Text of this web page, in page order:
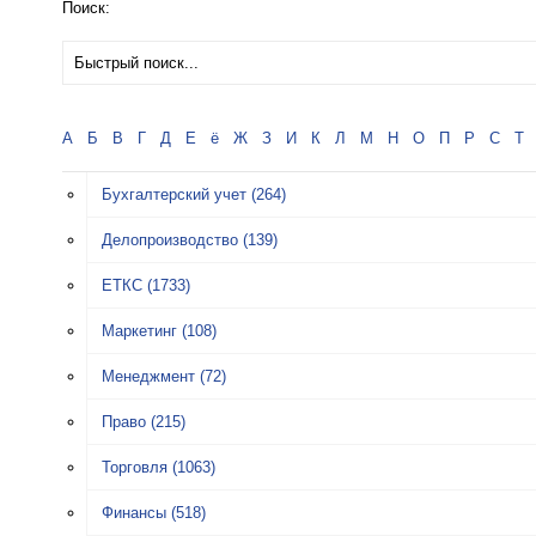
Поиск:
А Б В Г Д Е ё Ж З И К Л М Н О П Р С Т
Бухгалтерский учет (264)
Делопроизводство (139)
ЕТКС (1733)
Маркетинг (108)
Менеджмент (72)
Право (215)
Торговля (1063)
Финансы (518)